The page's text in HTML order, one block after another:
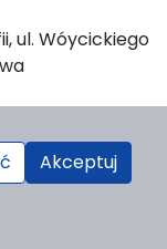
ul. Wóycickiego
5, domek
Akceptuj